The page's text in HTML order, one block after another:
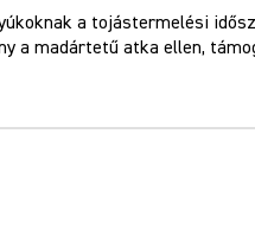
a tojástermelési
a madártetű atka ellen,